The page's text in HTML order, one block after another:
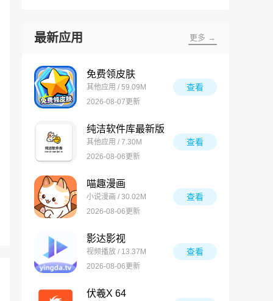
最新应用 更多 →
免费领皮肤
其他应用 / 59.09M
2026-08-07更新
查看
纯洁软件库最新版
其他应用 / 7.30M
2026-08-06更新
查看
喵趣漫画
小说漫画 / 30.02M
2026-08-06更新
查看
影达影视
视频播放 / 13.37M
2026-08-06更新
查看
伏羲X 64